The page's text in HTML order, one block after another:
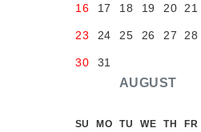
AUGUST
16 17 18 19 20 21
23 24 25 26 27 28
30 31
SU MO TU WE TH FR